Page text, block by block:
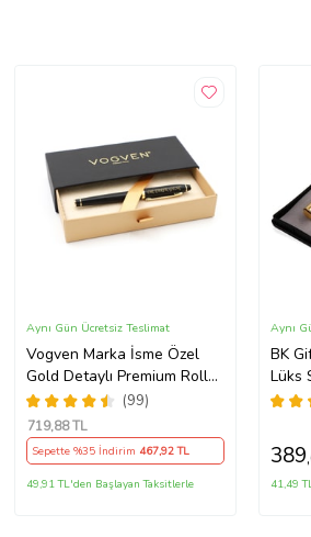
Vogven Marka İsme Özel
Gold Detaylı Premium Roller
Kalem
(99)
Aynı Gün Ücretsiz Teslimat
719,88 TL
Sepette %35 İndirim 467,92 TL
49,91 TL'den Başlayan Taksitlerle
BK
Lüks
Aynı
389
41,49